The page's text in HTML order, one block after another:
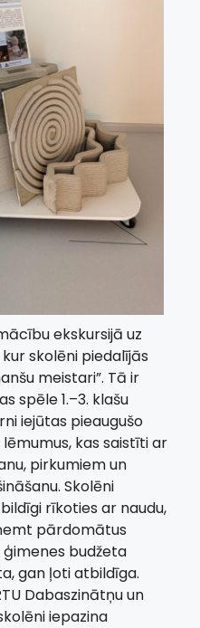
ekskursijā uz
skolēni piedalījās
meistari”. Tā ir
spēle 1.–3. klašu
iejūtas pieaugušo
kas saistīti ar
pirkumiem un
Skolēni
rīkoties ar naudu,
pārdomātus
ģimenes budžeta
gan ļoti atbildīga.
Dabaszinātņu un
iepazina